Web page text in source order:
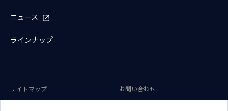
ニュース
ラインナップ
サイトマップ
お問い合わせ